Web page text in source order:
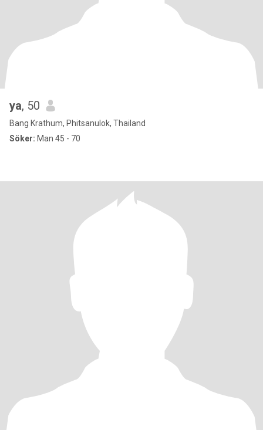
ya, 50
Bang Krathum, Phitsanulok, Thailand
Söker: Man 45 - 70